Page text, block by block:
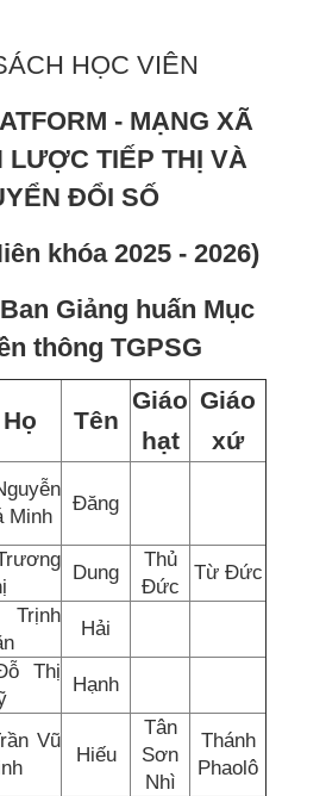
HỌC VIÊN
- MẠNG XÃ
LƯỢC TIẾP THỊ VÀ
ĐỔI SỐ
khóa 2025 - 2026)
Giảng huấn Mục
thông TGPSG
Họ Tên
Giáo
hạt
Giáo
xứ
Minh
Đăng
Dung
Thủ
Đức
Từ Đức
Hải
Thị
Hạnh
Vũ
Hiếu
Tân
Sơn
Nhì
Thánh
Phaolô